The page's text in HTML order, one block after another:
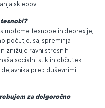
sklepov.
tesnobe in depresije,
počutje, saj spreminja
znižuje ravni stresnih
socialni stik in občutek
pred duševnimi
za dolgoročno